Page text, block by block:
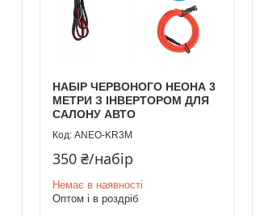
НАБІР ЧЕРВОНОГО НЕОНА 3
МЕТРИ З ІНВЕРТОРОМ ДЛЯ
САЛОНУ АВТО
ANEO-KR3M
350 ₴/набір
Немає в наявності
Оптом і в роздріб